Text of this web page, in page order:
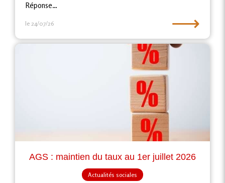
Réponse…
le 24/07/26 ⟶
AGS : maintien du taux au 1er juillet 2026
Actualités sociales